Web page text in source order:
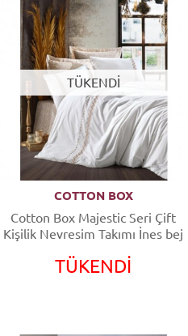
TÜKENDİ
COTTON BOX
Cotton Box Majestic Seri Çift
Kişilik Nevresim Takımı İnes bej
TÜKENDİ